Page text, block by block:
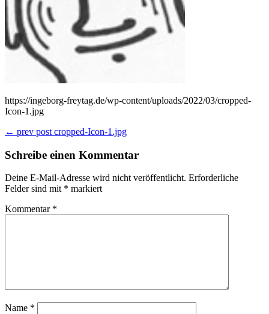
https://ingeborg-freytag.de/wp-content/uploads/2022/03/cropped-
Icon-1.jpg
Beitragsnavigation
← prev post cropped-Icon-1.jpg
Schreibe einen Kommentar
Deine E-Mail-Adresse wird nicht veröffentlicht. Erforderliche
Felder sind mit * markiert
Kommentar *
Name *